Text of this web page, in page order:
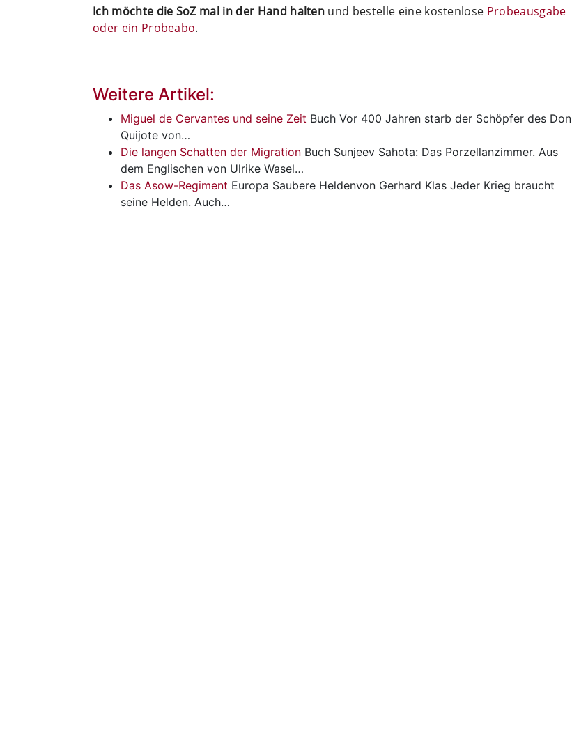
Ich möchte die SoZ mal in der Hand halten und bestelle eine kostenlose Probeausgabe
oder ein Probeabo.
Weitere Artikel:
Miguel de Cervantes und seine Zeit Buch Vor 400 Jahren starb der Schöpfer des Don
Quijote von…
Die langen Schatten der Migration Buch Sunjeev Sahota: Das Porzellanzimmer. Aus
dem Englischen von ­Ulrike Wasel…
Das Asow-Regiment Europa Saubere Heldenvon Gerhard Klas Jeder Krieg braucht
seine Helden. Auch…